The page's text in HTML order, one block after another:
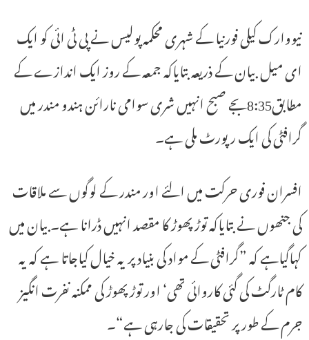
نیووارک کیلی فورنیا کے شہری محکمہ پولیس نے پی ٹی ائی کو ایک
ای میل بیان کے ذریعہ بتایاکہ جمعہ کے روز ایک اندازے کے
مطابق8:35بجے صبح انہیں شری سوامی نارائن ہندو مندر میں
گرافٹی کی ایک رپورٹ ملی ہے۔
افسران فوری حرکت میں الئے اور مندر کے لوگوں سے ملاقات
کی جنھوں نے بتایاکہ توڑ پھوڑ کا مقصد انہیں ڈرانا ہے۔بیان میں
کہاگیاہے کہ ”گرافٹی کے مواد کی بنیاد پر یہ خیال کیاجاتا ہے کہ یہ
کام ٹارگٹ کی گئی کاروائی تھی‘ اور توڑ پھوڑ کی ممکنہ نفرت انگیز
جرم کے طور پر تحقیقات کی جارہی ہے“۔